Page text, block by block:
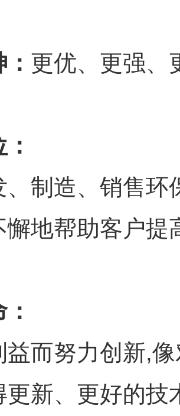
更优、更强、
、制造、销售
懈地帮助客户提
益而努力创新,
更新、更好的技